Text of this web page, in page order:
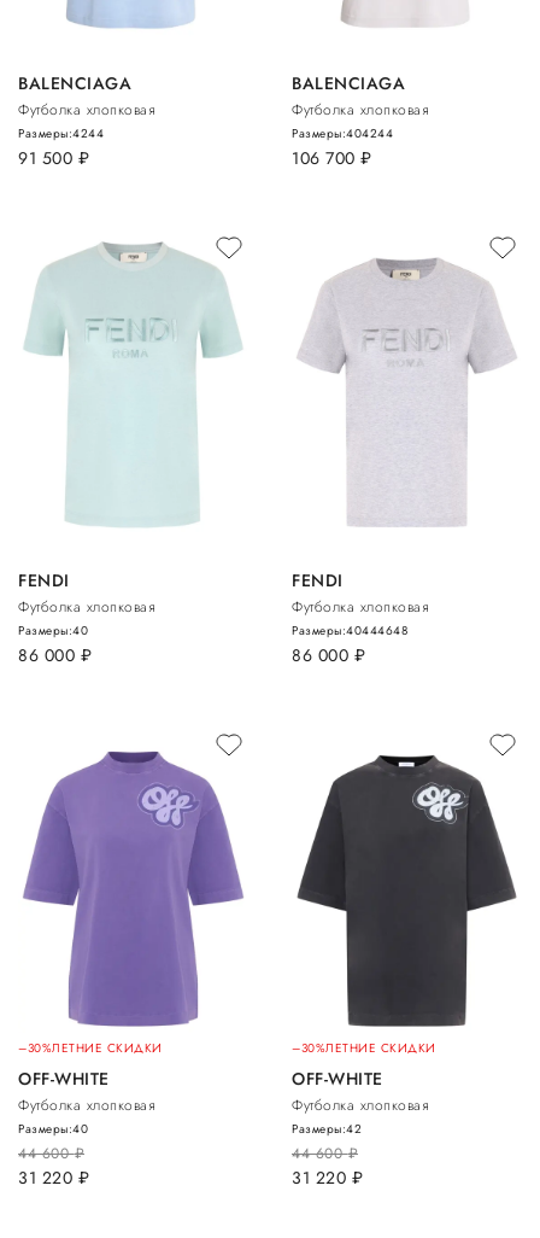
BALENCIAGA
Футболка хлопковая
91 500 руб.
Размеры:4244
BALENCIAGA
Футболка хлопковая
106 700 руб.
Размеры:404244
FENDI
Футболка хлопковая
86 000 руб.
Размеры:40
FENDI
Футболка хлопковая
86 000 руб.
Размеры:40444648
–30%ЛЕТНИЕ СКИДКИ
OFF-WHITE
Футболка хлопковая
44 600руб.
31 220 руб.
Размеры:40
–30%ЛЕТНИЕ СКИДКИ
OFF-WHITE
Футболка хлопковая
44 600руб.
31 220 руб.
Размеры:42